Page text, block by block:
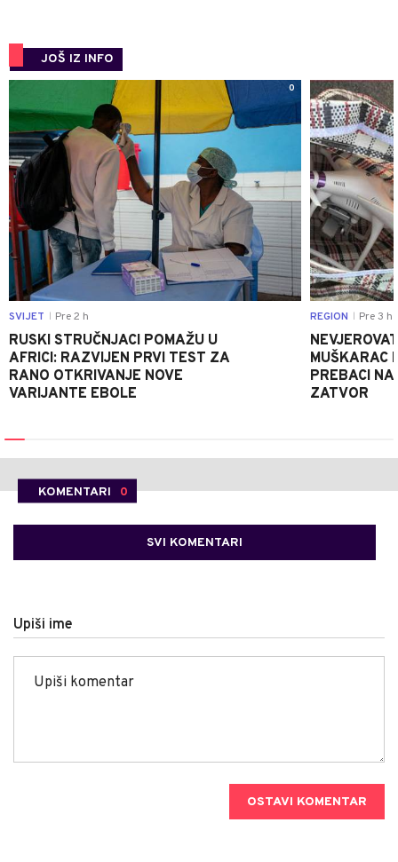
JOŠ IZ INFO
0
SVIJET Pre 2 h
RUSKI STRUČNJACI POMAŽU U
AFRICI: RAZVIJEN PRVI TEST ZA
RANO OTKRIVANJE NOVE
VARIJANTE EBOLE
REGION Pre 3 h
MUŠKARAC
PREBACI
ZATVOR
KOMENTARI 0
SVI KOMENTARI
Upiši ime
OSTAVI KOMENTAR